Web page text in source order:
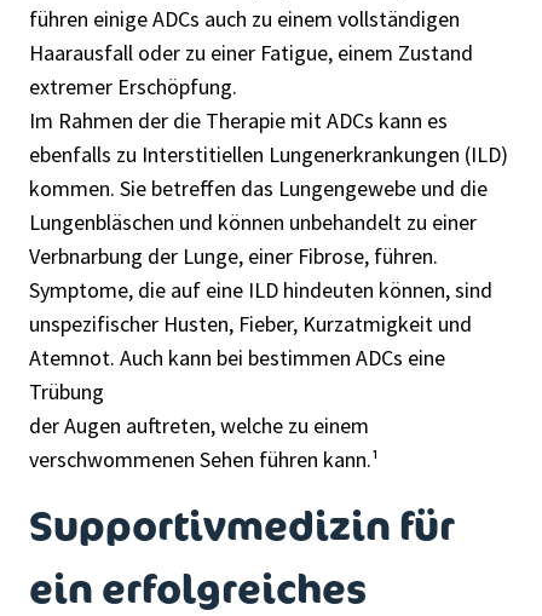
führen einige ADCs auch zu einem vollständigen
Haarausfall oder zu einer Fatigue, einem Zustand
extremer Erschöpfung.
Im Rahmen der die Therapie mit ADCs kann es
ebenfalls zu Interstitiellen Lungenerkrankungen (ILD)
kommen. Sie betreffen das Lungengewebe und die
Lungenbläschen und können unbehandelt zu einer
Verbnarbung der Lunge, einer Fibrose, führen.
Symptome, die auf eine ILD hindeuten können, sind
unspezifischer Husten, Fieber, Kurzatmigkeit und
Atemnot. Auch kann bei bestimmen ADCs eine
Trübung
der Augen auftreten, welche zu einem
verschwommenen Sehen führen kann.¹
Supportivmedizin für
ein erfolgreiches